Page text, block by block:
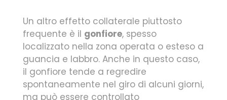
Un altro effetto collaterale piuttosto
frequente è il gonfiore, spesso
localizzato nella zona operata o esteso a
guancia e labbro. Anche in questo caso,
il gonfiore tende a regredire
spontaneamente nel giro di alcuni giorni,
ma può essere controllato